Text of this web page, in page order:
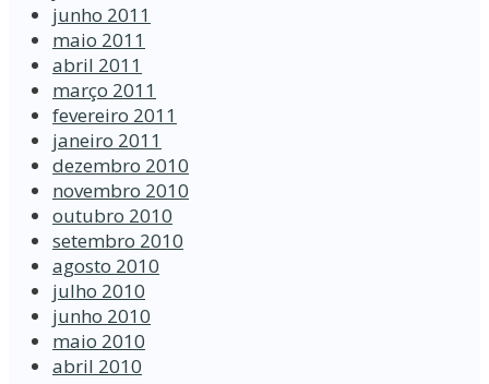
junho 2011
maio 2011
abril 2011
março 2011
fevereiro 2011
janeiro 2011
dezembro 2010
novembro 2010
outubro 2010
setembro 2010
agosto 2010
julho 2010
junho 2010
maio 2010
abril 2010